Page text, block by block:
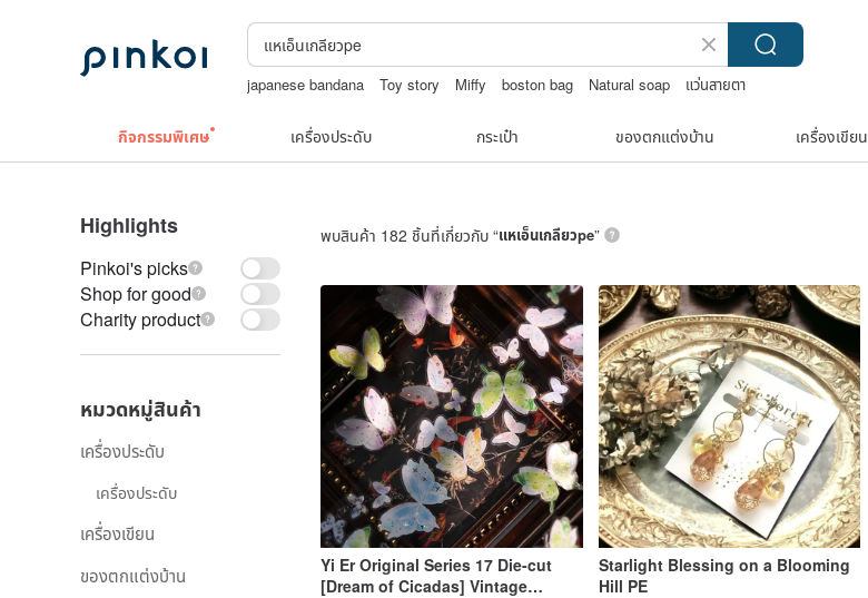
japanese bandana Toy story Miffy boston bag Natural soap
แว่นสายตา
กิจกรรมพิเศษ เครื่องประดับ กระเป๋า ของตกแต่งบ้าน เครื่องเขียน
Highlights
Pinkoi's picks
Shop for good
Charity product
หมวดหมู่สินค้า
เครื่องประดับ
เครื่องประดับ
เครื่องเขียน
ของตกแต่งบ้าน
พบสินค้า 182 ชิ้นที่เกี่ยวกับ “แหเอ็นเกลียวpe”
Yi Er Original Series 17 Die-cut
[Dream of Cicadas] Vintage
Starlight Blessing on a Blooming
Hill PE